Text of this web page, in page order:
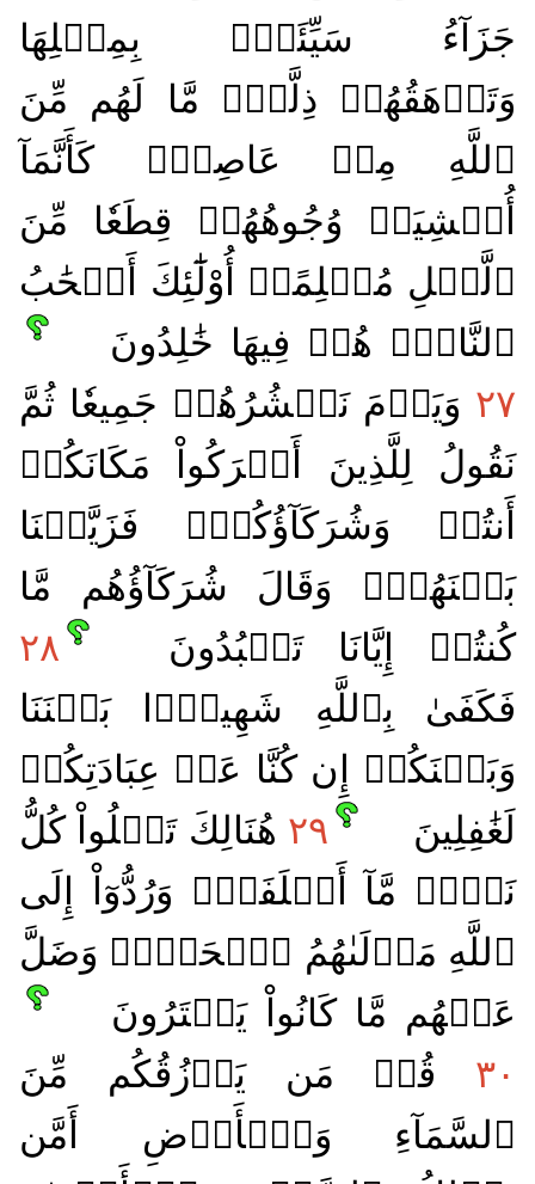
جَزَآءُ سَيِّئَةِۭ بِمِثۡلِهَا
وَتَرۡهَقُهُمۡ ذِلَّةٞۖ مَّا لَهُم مِّنَ
ٱللَّهِ مِنۡ عَاصِمٖۖ كَأَنَّمَآ
أُغۡشِيَتۡ وُجُوهُهُمۡ قِطَعٗا مِّنَ
ٱلَّيۡلِ مُظۡلِمًاۚ أُوْلَٰٓئِكَ أَصۡحَٰبُ
ٱلنَّارِۖ هُمۡ فِيهَا خَٰلِدُونَ
٢٧ وَيَوۡمَ نَحۡشُرُهُمۡ جَمِيعٗا ثُمَّ
نَقُولُ لِلَّذِينَ أَشۡرَكُواْ مَكَانَكُمۡ
أَنتُمۡ وَشُرَكَآؤُكُمۡۚ فَزَيَّلۡنَا
بَيۡنَهُمۡۖ وَقَالَ شُرَكَآؤُهُم مَّا
كُنتُمۡ إِيَّانَا تَعۡبُدُونَ
٢٨
فَكَفَىٰ بِٱللَّهِ شَهِيدَۢا بَيۡنَنَا
وَبَيۡنَكُمۡ إِن كُنَّا عَنۡ عِبَادَتِكُمۡ
لَغَٰفِلِينَ
٢٩ هُنَالِكَ تَبۡلُواْ كُلُّ
نَفۡسٖ مَّآ أَسۡلَفَتۡۚ وَرُدُّوٓاْ إِلَى
ٱللَّهِ مَوۡلَىٰهُمُ ٱلۡحَقِّۖ وَضَلَّ
عَنۡهُم مَّا كَانُواْ يَفۡتَرُونَ
٣٠ قُلۡ مَن يَرۡزُقُكُم مِّنَ
ٱلسَّمَآءِ وَٱلۡأَرۡضِ أَمَّن